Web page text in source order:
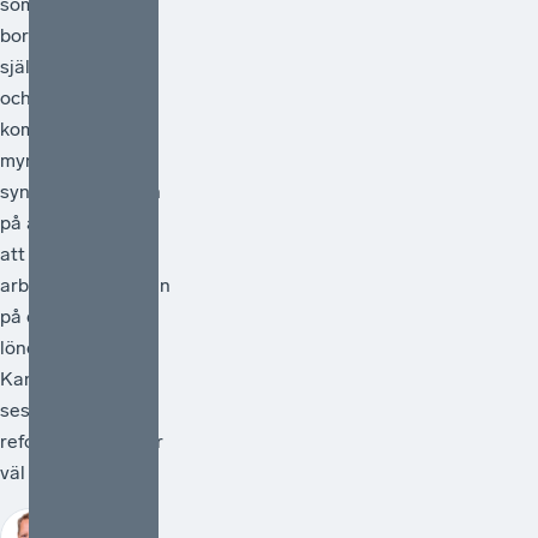
borde vara en
självklarhet. Från
och med 1 juli
kommer statliga
myndigheter
synliggöra skatten
på arbete genom
att redovisa
arbetsgivaravgiften
på de anställdas
lönebesked.
Kanske kan detta
ses som en liten
reform, men den är
väl så viktig.